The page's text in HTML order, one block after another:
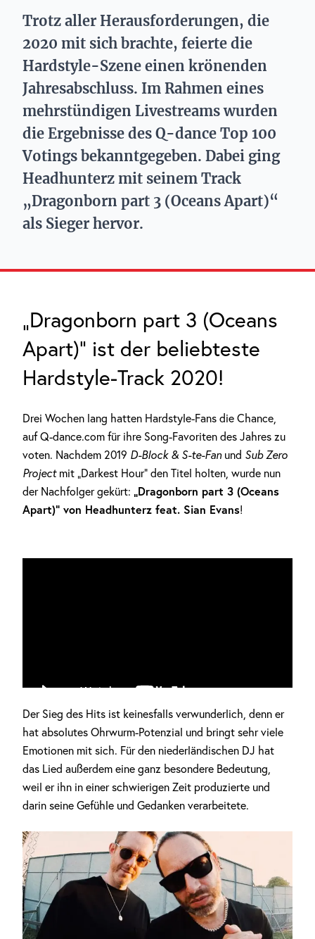
Trotz aller Herausforderungen, die
2020 mit sich brachte, feierte die
Hardstyle-Szene einen krönenden
Jahresabschluss. Im Rahmen eines
mehrstündigen Livestreams wurden
die Ergebnisse des Q-dance Top 100
Votings bekanntgegeben. Dabei ging
Headhunterz mit seinem Track
„Dragonborn part 3 (Oceans Apart)“
als Sieger hervor.
„Dragonborn part 3 (Oceans
Apart)“ ist der beliebteste
Hardstyle-Track 2020!
Drei Wochen lang hatten Hardstyle-Fans die Chance,
auf Q-dance.com für ihre Song-Favoriten des Jahres zu
voten. Nachdem 2019 D-Block & S-te-Fanund Sub Zero
Projectmit „Darkest Hour“ den Titel holten, wurde nun
der Nachfolger gekürt: „Dragonborn part 3 (Oceans
Apart)“ von Headhunterz feat. Sian Evans!
Anzeige
Der Sieg des Hits ist keinesfalls verwunderlich, denn er
hat absolutes Ohrwurm-Potenzial und bringt sehr viele
Emotionen mit sich. Für den niederländischen DJ hat
das Lied außerdem eine ganz besondere Bedeutung,
weil er ihn in einer schwierigen Zeit produzierte und
darin seine Gefühle und Gedanken verarbeitete.